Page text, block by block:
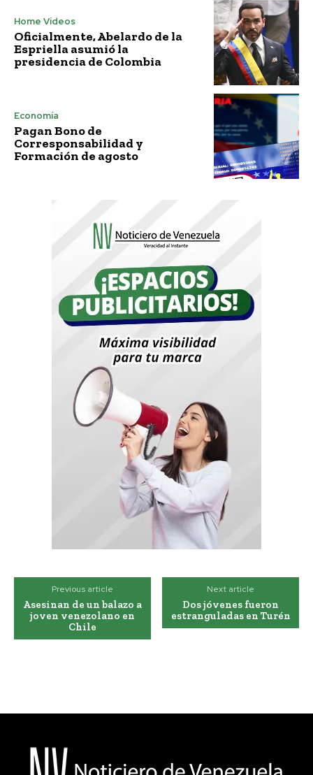
Home Vídeos
Oficialmente, Abelardo de la
Espriella asumió la
presidencia de Colombia
Economía
Pagan Bono de
Corresponsabilidad y
Formación de agosto
Previous article
Asesinan de un balazo a
joven venezolano en
Chile
Next article
Dos jóvenes fueron
estranguladas en Turén